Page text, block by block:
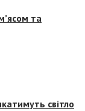
та
світло